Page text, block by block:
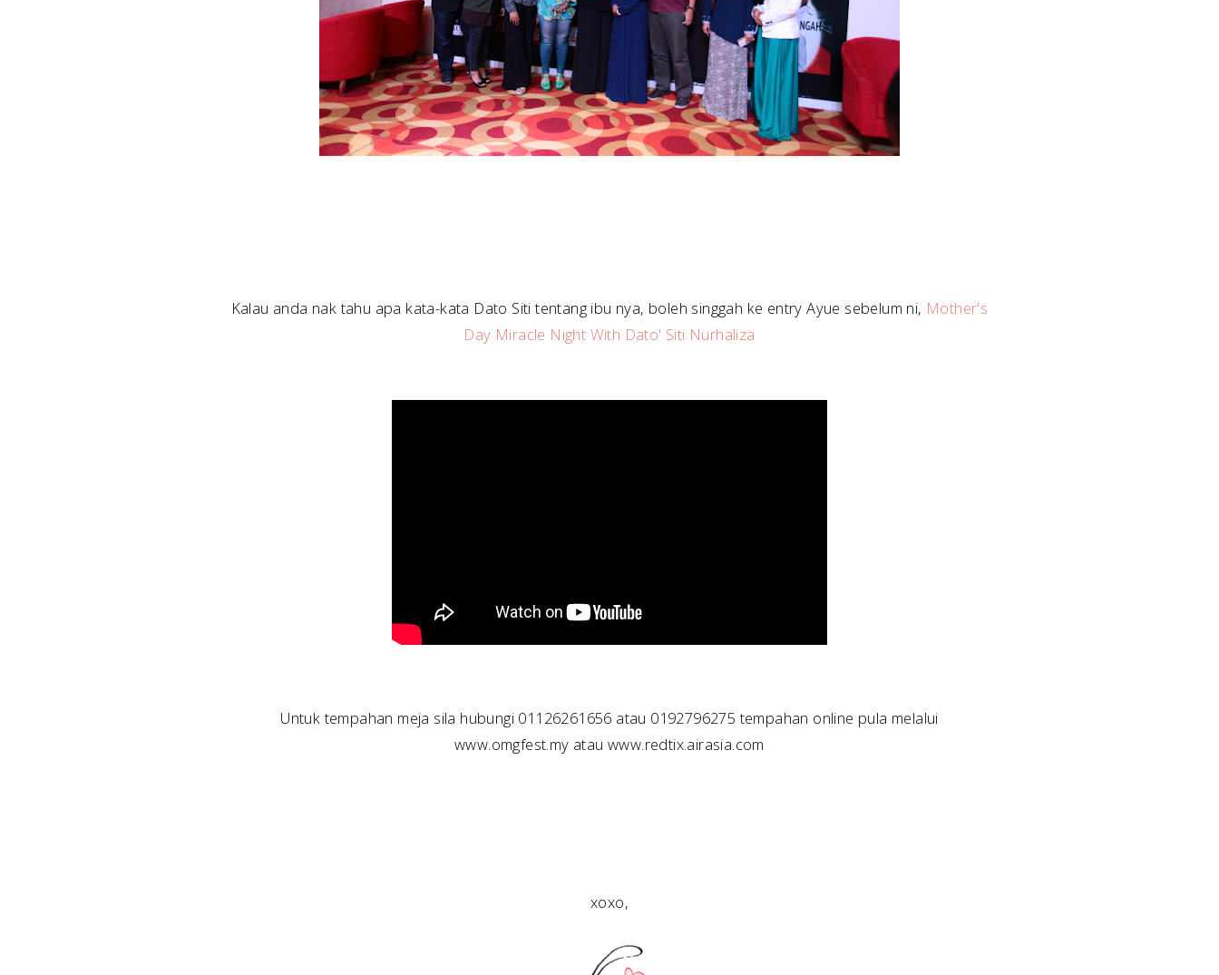
Kalau anda nak tahu apa kata-kata Dato Siti tentang ibu nya, boleh singgah ke entry Ayue sebelum ni, Mother's
Day Miracle Night With Dato' Siti Nurhaliza
Untuk tempahan meja sila hubungi 01126261656 atau 0192796275 tempahan online pula melalui
www.omgfest.my atau www.redtix.airasia.com
xoxo,